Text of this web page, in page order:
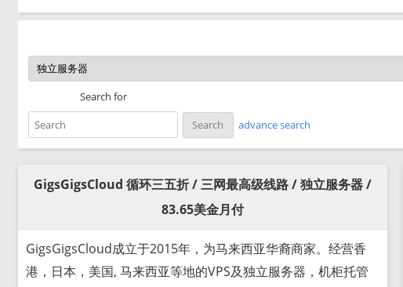
Search for
advance search
GigsGigsCloud 循环三五折 / 三网最高级线路 / 独立服务器 /
83.65美金月付
GigsGigsCloud成立于2015年，为马来西亚华裔商家。经营香
港，日本，美国, 马来西亚等地的VPS及独立服务器，机柜托管